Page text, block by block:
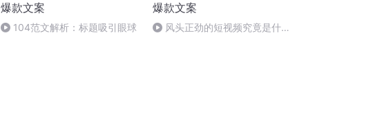
爆款文案
104范文解析：标题吸引眼球
爆款文案
风头正劲的短视频究竟是什